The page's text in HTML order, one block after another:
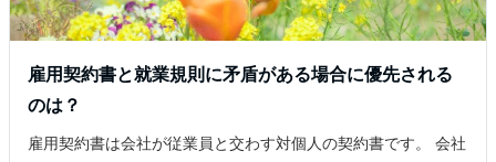
雇用契約書と就業規則に矛盾がある場合に優先される
のは？
雇用契約書は会社が従業員と交わす対個人の契約書です。 会社